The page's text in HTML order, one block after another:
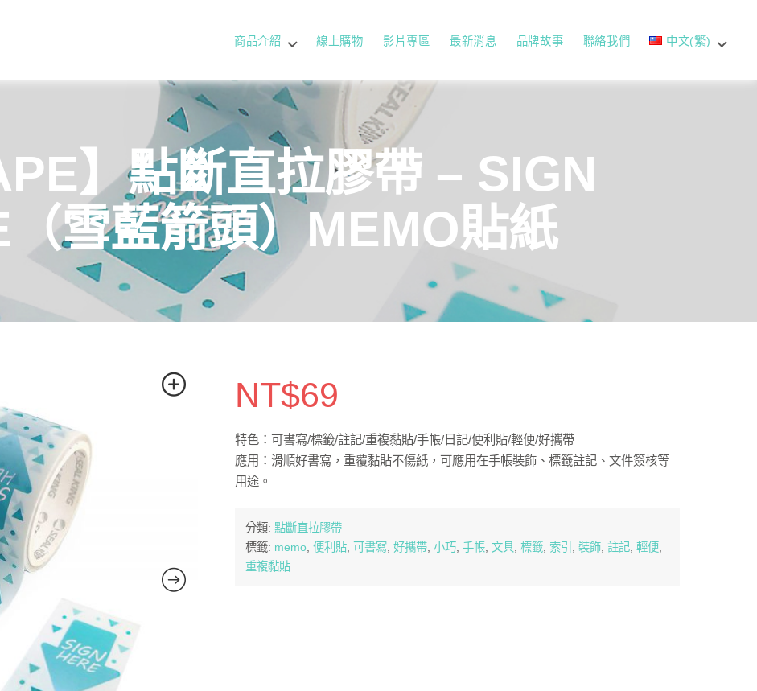
商品介紹 線上購物 影片專區 最新消息 品牌故事 聯絡我們 中文(繁)
】點斷直拉膠帶 – SIGN
（雪藍箭頭）MEMO貼紙
NT$69
特色：可書寫/標籤/註記/重複黏貼/手帳/日記/便利貼/輕便/好攜帶
應用：滑順好書寫，重覆黏貼不傷紙，可應用在手帳裝飾、標籤註記、文件簽核等
用途。
分類: 點斷直拉膠帶
標籤: memo, 便利貼, 可書寫, 好攜帶, 小巧, 手帳, 文具, 標籤, 索引 裝飾, 註記, 輕便
重複黏貼